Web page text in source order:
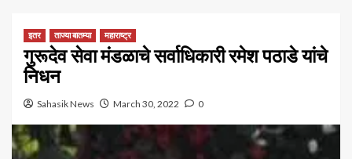
इतर ताज्या बातम्या महाराष्ट्र
गुरूदेव सेवा मंडळाचे सर्वाधिकारी रमेश पठाडे यांचे
निधन
Sahasik News March 30, 2022 0